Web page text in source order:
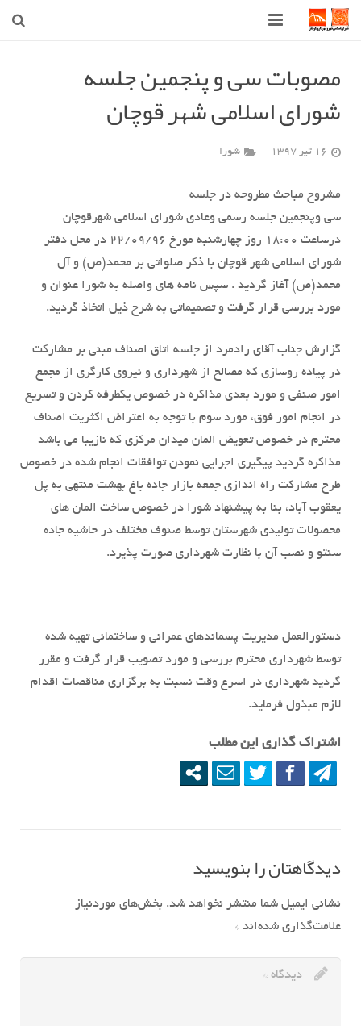
ارتباط با ما
مصوبات سی و پنجمین جلسه
شورای اسلامی شهر قوچان
16 تیر 1397 شورا
مشروح مباحث مطروحه در جلسه
سی وپنجمین جلسه رسمی وعادی شورای اسلامی شهرقوچان
درساعت 18:00 روز چهارشنبه مورخ 22/09/96 در محل دفتر
شورای اسلامی شهر قوچان با ذکر صلواتی بر محمد(ص) و آل
محمد(ص) آغاز گردید . سپس نامه های واصله به شورا عنوان و
مورد بررسی قرار گرفت و تصمیماتی به شرح ذیل اتخاذ گردید.
گزارش جناب آقای رادمرد از جلسه اتاق اصناف مبنی بر مشارکت
در پیاده روسازی که مصالح از شهرداری و نیروی کارگری از مجمع
امور صنفی و مورد بعدی مذاکره در خصوص یکطرفه کردن و تسریع
در انجام امور فوق، مورد سوم با توجه به اعتراض اکثریت اصناف
محترم در خصوص تعویض المان میدان مرکزی که نازیبا می باشد
مذاکره گردید پیگیری اجرایی نمودن توافقات انجام شده در خصوص
طرح مشارکت راه اندازی جمعه بازار جاده باغ بهشت منتهی به پل
یعقوب آباد، بنا به پیشنهاد شورا در خصوص ساخت المان های
محصولات تولیدی شهرستان توسط صنوف مختلف در حاشیه جاده
سنتو و نصب آن با نظارت شهرداری صورت پذیرد.
دستورالعمل مدیریت پسماندهای عمرانی و ساختمانی تهیه شده
توسط شهرداری محترم بررسی و مورد تصویب قرار گرفت و مقرر
گردید شهرداری در اسرع وقت نسبت به برگزاری مناقصات اقدام
لازم مبذول فرماید.
اشتراک گذاری این مطلب
دیدگاهتان را بنویسید
نشانی ایمیل شما منتشر نخواهد شد. بخش‌های موردنیاز
علامت‌گذاری شده‌اند *